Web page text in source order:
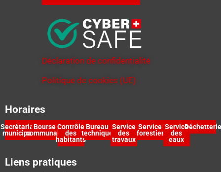
Déclaration de confidentialité
Politique de cookies (UE)
Horaires
Secrétariat
municipal
Bourse
communale
Contrôle
des
habitants
Bureau
technique
Service
des
travaux
Service
forestier
Service
des
eaux
Déchetterie
Liens pratiques